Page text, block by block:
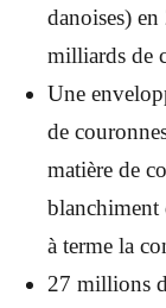
danoises)
milliards de
Une
de
matière de
blanchiment
à terme la
27 millions